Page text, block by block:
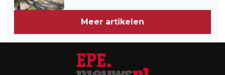
Meer artikelen